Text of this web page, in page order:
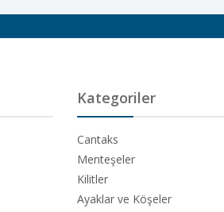
Kategoriler
Cantaks
Menteşeler
Kilitler
Ayaklar ve Köşeler